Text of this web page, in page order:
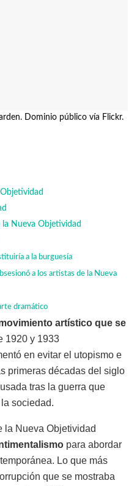
Dominio público vía Flickr.
Nueva Objetividad
a la burguesía
a los artistas de la Nueva
dramático
artístico que se
1920 y 1933
en evitar el utopismo e
primeras décadas del siglo
tras la guerra que
sociedad.
la Nueva Objetividad
para abordar
Lo que más
que se mostraba